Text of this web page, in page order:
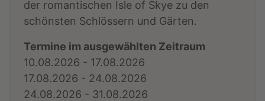
der romantischen Isle of Skye zu den
schönsten Schlössern und Gärten.
Termine im ausgewählten Zeitraum
10.08.2026 - 17.08.2026
17.08.2026 - 24.08.2026
24.08.2026 - 31.08.2026